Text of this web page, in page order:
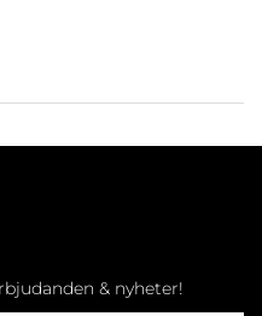
& nyheter!